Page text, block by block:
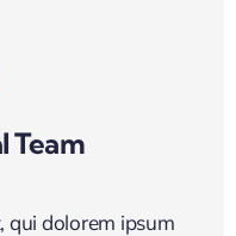
Team
qui dolorem ipsum